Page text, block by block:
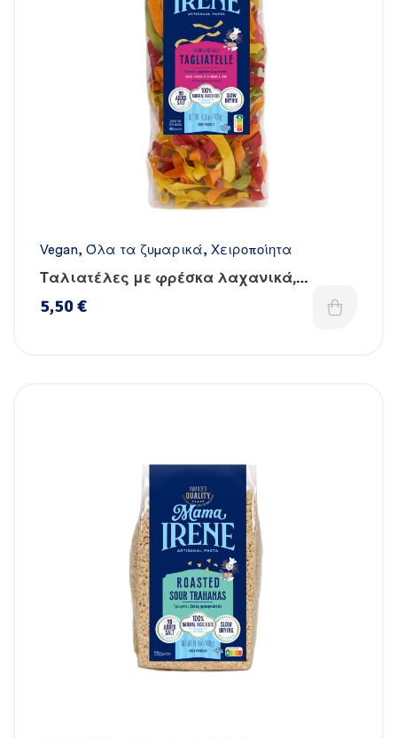
Vegan, Όλα τα ζυμαρικά, Χειροποίητα
Ταλιατέλες με φρέσκα λαχανικά,
βιταμίνες & σίδηρο – Χειροποίητες
5,50€